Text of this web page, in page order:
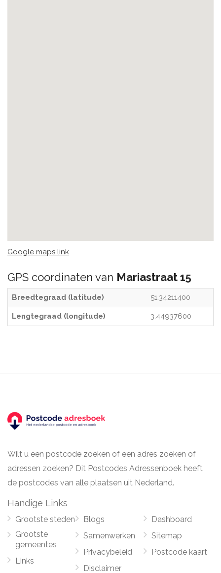
Google maps link
GPS coordinaten van Mariastraat 15
Breedtegraad (latitude) 51.34211400
Lengtegraad (longitude) 3.44937600
Wilt u een postcode zoeken of een adres zoeken of
adressen zoeken? Dit Postcodes Adressenboek heeft
de postcodes van alle plaatsen uit Nederland.
Handige Links
Grootste steden
Grootste
gemeentes
Links
Blogs
Samenwerken
Privacybeleid
Disclaimer
Dashboard
Sitemap
Postcode kaart